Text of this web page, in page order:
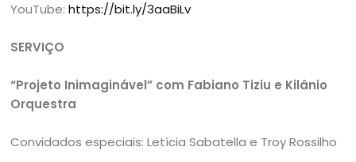
YouTube:https://bit.ly/3aaBiLv
SERVIÇO
“Projeto Inimaginável” com Fabiano Tiziu e Kilânio
Orquestra
Convidados especiais: Letícia Sabatella e Troy Rossilho